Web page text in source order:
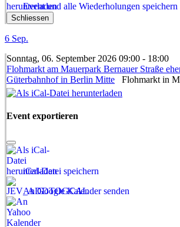
Event und alle Wiederholungen speichern
Schliessen
6 Sep.
Sonntag, 06. September 2026 09:00 - 18:00
Flohmarkt am Mauerpark Bernauer Straße
Güterbahnhof in Berlin Mitte Flohmarkt in
Event exportieren
iCal-Datei speichern
An Google Kalender senden